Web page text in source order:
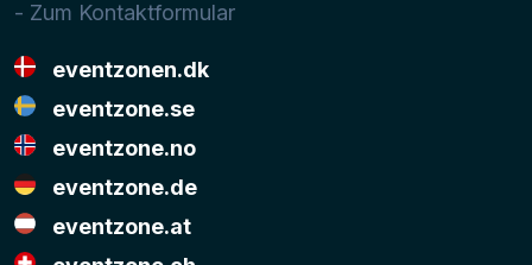
- Zum Kontaktformular
eventzonen.dk
eventzone.se
eventzone.no
eventzone.de
eventzone.at